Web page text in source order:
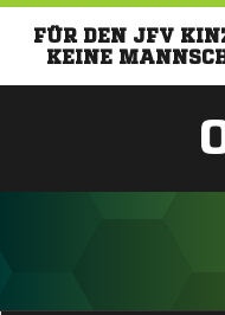
FÜR DEN JFV
KEINE